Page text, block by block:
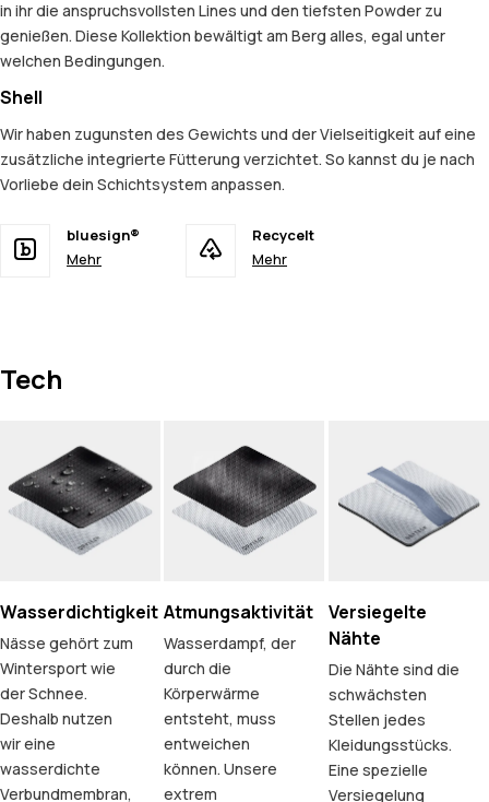
in ihr die anspruchsvollsten Lines und den tiefsten Powder zu
genießen. Diese Kollektion bewältigt am Berg alles, egal unter
welchen Bedingungen.
Shell
Wir haben zugunsten des Gewichts und der Vielseitigkeit auf eine
zusätzliche integrierte Fütterung verzichtet. So kannst du je nach
Vorliebe dein Schichtsystem anpassen.
bluesign®
Mehr
Recycelt
Mehr
Tech
Wasserdichtigkeit
Nässe gehört zum
Wintersport wie
der Schnee.
Deshalb nutzen
wir eine
wasserdichte
Verbundmembran,
Atmungsaktivität
Wasserdampf, der
durch die
Körperwärme
entsteht, muss
entweichen
können. Unsere
extrem
Versiegelte
Nähte
Die Nähte sind die
schwächsten
Stellen jedes
Kleidungsstücks.
Eine spezielle
Versiegelung